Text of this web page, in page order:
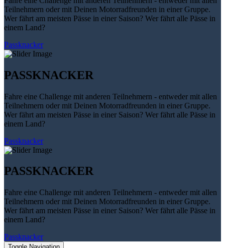
Teilnehmern oder mit Deinen Motorradfreunden in einer Gruppe.
Wer fährt am meisten Pässe in einer Saison? Wer fährt alle Pässe in
einem Land?
Passknacker
PASSKNACKER
Fahre eine Challenge mit anderen Teilnehmern - entweder mit allen
Teilnehmern oder mit Deinen Motorradfreunden in einer Gruppe.
Wer fährt am meisten Pässe in einer Saison? Wer fährt alle Pässe in
einem Land?
Passknacker
PASSKNACKER
Fahre eine Challenge mit anderen Teilnehmern - entweder mit allen
Teilnehmern oder mit Deinen Motorradfreunden in einer Gruppe.
Wer fährt am meisten Pässe in einer Saison? Wer fährt alle Pässe in
einem Land?
Passknacker